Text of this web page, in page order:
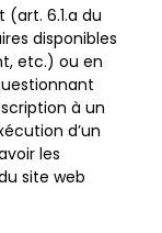
6.1.a du
disponibles
etc.) ou en
à un
d’un
les
site web